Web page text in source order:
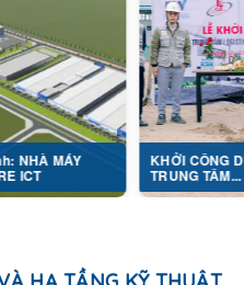
KHỞI CÔNG DỰ ÁN
TRUNG TÂM...